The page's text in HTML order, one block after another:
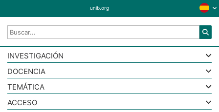
unib.org
INVESTIGACIÓN
DOCENCIA
TEMÁTICA
ACCESO